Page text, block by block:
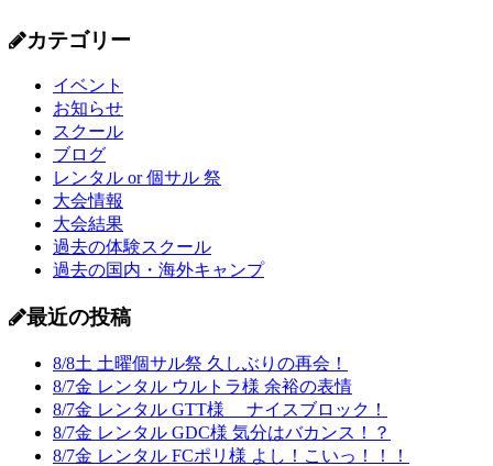
カテゴリー
イベント
お知らせ
スクール
ブログ
レンタル or 個サル 祭
大会情報
大会結果
過去の体験スクール
過去の国内・海外キャンプ
最近の投稿
8/8土 土曜個サル祭 久しぶりの再会！
8/7金 レンタル ウルトラ様 余裕の表情
8/7金 レンタル GTT様 ナイスブロック！
8/7金 レンタル GDC様 気分はバカンス！？
8/7金 レンタル FCポリ様 よし！こいっ！！！